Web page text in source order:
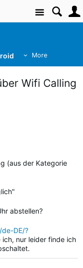
Site
More
Wifi Calling
(aus der Kategorie
abstellen?
DE/?
ich, nur leider finde ich